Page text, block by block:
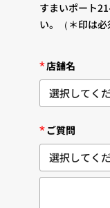
すまいポート
い。
（＊印は
*店舗名
*ご質問